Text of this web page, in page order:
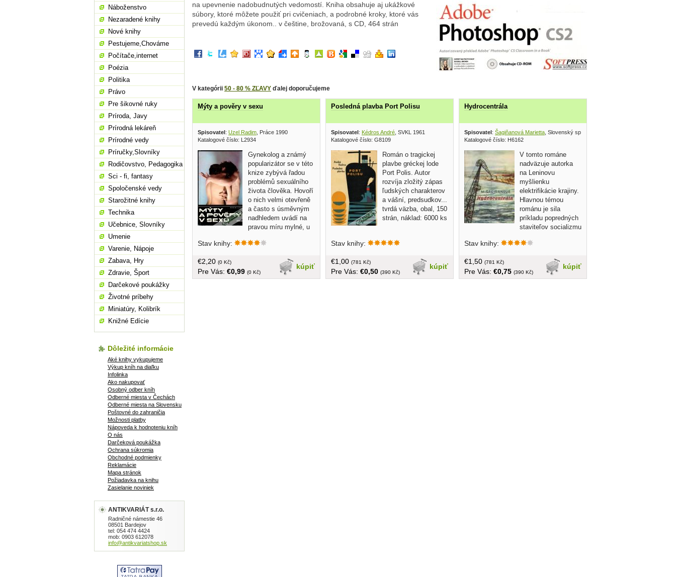
na upevnenie nadobudnutých vedomostí. Kniha obsahuje aj ukážkové
súbory, ktoré môžete použiť pri cvičeniach, a podrobné kroky, ktoré vás
prevedú každým úkonom.. v češtine, brožovaná, s CD, 464 strán
V kategórii 50 - 80 % ZĽAVY ďalej doporučujeme
Mýty a pověry v sexu
Spisovatel: Uzel Radim , Práce 1990
Katalogové číslo: L2934
Gynekolog a známý
popularizátor se v této
knize zybývá řadou
problémů sexuálního
života člověka. Hovoří
o nich velmi otevřeně
a často s úsměvným
nadhledem uvádí na
pravou míru mylné, u
na citlivé oblasti lidského sexu, jako
homosexualita či pornografie... v
češtine, tvrdá väzba, 160 strán
Stav knihy:
kúpiť
€2,20 (0 Kč)
Pre Vás: €0,99 (0 Kč)
Posledná plavba Port Polisu
Spisovatel: Kédros André , SVKL 1961
Katalogové číslo: G8109
Román o tragickej
plavbe gréckej lode
Port Polis. Autor
rozvíja zložitý zápas
ľudských charakterov
a vášní, predsudkov...
tvrdá väzba, obal, 150
strán, náklad: 6000 ks
Stav knihy:
kúpiť
€1,00 (781 Kč)
Pre Vás: €0,50 (390 Kč)
Hydrocentrála
Spisovatel: Šagiňanová Marietta , Slovenský spisovateľ 1952
Katalogové číslo: H6162
V tomto románe
nadväzuje autorka
na Leninovu
myšlienku
elektrifikácie krajiny.
Hlavnou témou
románu je sila
príkladu popredných
staviteľov socializmu
budovateľskej práci... obal, tvrdá väzba,
Stav knihy:
kúpiť
€1,50 (781 Kč)
Pre Vás: €0,75 (390 Kč)
Náboženstvo
Nezaradené knihy
Nové knihy
Pestujeme,Chováme
Počítače,internet
Poézia
Politika
Právo
Pre šikovné ruky
Príroda, Javy
Prírodná lekáreň
Prírodné vedy
Príručky,Slovníky
Rodičovstvo, Pedagogika
Sci - fi, fantasy
Spoločenské vedy
Starožitné knihy
Technika
Učebnice, Slovníky
Umenie
Varenie, Nápoje
Zabava, Hry
Zdravie, Šport
Darčekové poukážky
Životné príbehy
Miniatúry, Kolibrík
Knižné Edície
Dôležité informácie
Aké knihy vykupujeme
Výkup kníh na diaľku
Infolinka
Ako nakupovať
Osobný odber kníh
Odberné miesta v Čechách
Odberné miesta na Slovensku
Poštovné do zahraničia
Možnosti platby
Nápoveda k hodnoteniu kníh
O nás
Darčeková poukážka
Ochrana súkromia
Obchodné podmienky
Reklamácie
Mapa stránok
Požiadavka na knihu
Zasielanie noviniek
ANTIKVARIÁT s.r.o.
Radničné námestie 46
08501 Bardejov
tel: 054 474 4424
mob: 0903 612078
info@antikvariatshop.sk